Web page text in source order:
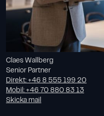
Claes Wallberg
Senior Partner
Direkt: +46 8 555 199 20
Mobil : +46 70 880 83 13
Skicka mail